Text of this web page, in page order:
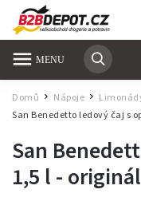
Domů / Nápoje /
San Benedetto ledový čaj s
San
1,5 l -